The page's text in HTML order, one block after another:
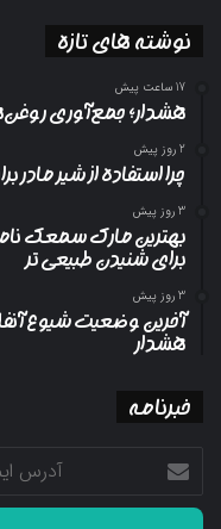
نوشته های تازه
17 ساعت پیش
هشدار؛ جمع‌آوری
2 روز پیش
چرا استفاده از شیر
3 روز پیش
بهترین مارک سمعک
برای شنیدن طبیعی تر
3 روز پیش
هشدار
خبرنامه
آدرس
ایمیل
خود